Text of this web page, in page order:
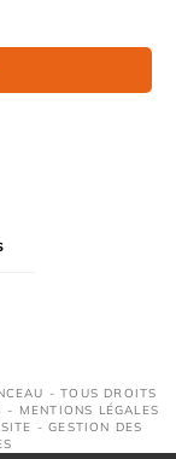
- TOUS DROITS
- MENTIONS LÉGALES
-GESTION DES